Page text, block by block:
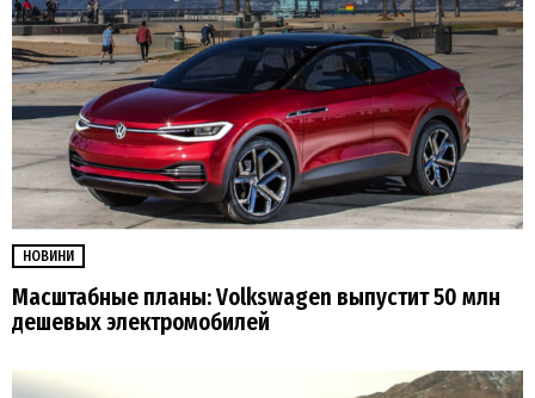
НОВИНИ
Масштабные планы: Volkswagen выпустит 50 млн
дешевых электромобилей